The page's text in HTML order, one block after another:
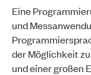
Eine
und
der Möglichkeit
und einer großen